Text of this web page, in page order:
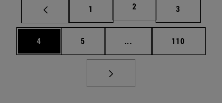
Página
1 Página
2 Página
3
Página
4 Página
5 ... Páginas intermedias
Página
110